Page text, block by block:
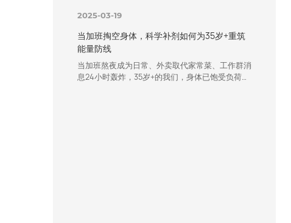
2025-03-19
当加班掏空身体，科学补剂如何为35岁+重筑
能量防线
当加班熬夜成为日常、外卖取代家常菜、工作群消
息24小时轰炸，35岁+的我们，身体已饱受负荷。